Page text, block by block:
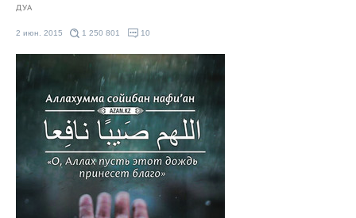
ДУА
2 июн. 2015 1 250 801 10